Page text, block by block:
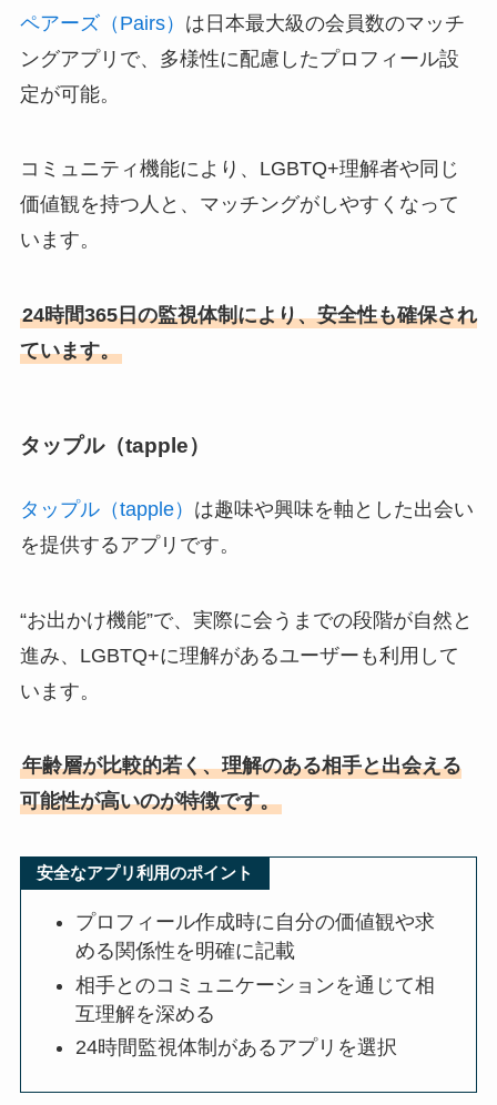
ペアーズ（Pairs） は日本最大級の会員数のマッチ
ングアプリで、多様性に配慮したプロフィール設
定が可能。
コミュニティ機能により、LGBTQ+理解者や同じ
価値観を持つ人と、マッチングがしやすくなって
います。
24時間365日の監視体制により、安全性も確保され
ています。
タップル（tapple）
タップル（tapple） は趣味や興味を軸とした出会い
を提供するアプリです。
“お出かけ機能”で、実際に会うまでの段階が自然と
進み、LGBTQ+に理解があるユーザーも利用して
います。
年齢層が比較的若く、理解のある相手と出会える
可能性が高いのが特徴です。
安全なアプリ利用のポイント
プロフィール作成時に自分の価値観や求
める関係性を明確に記載
相手とのコミュニケーションを通じて相
互理解を深める
24時間監視体制があるアプリを選択